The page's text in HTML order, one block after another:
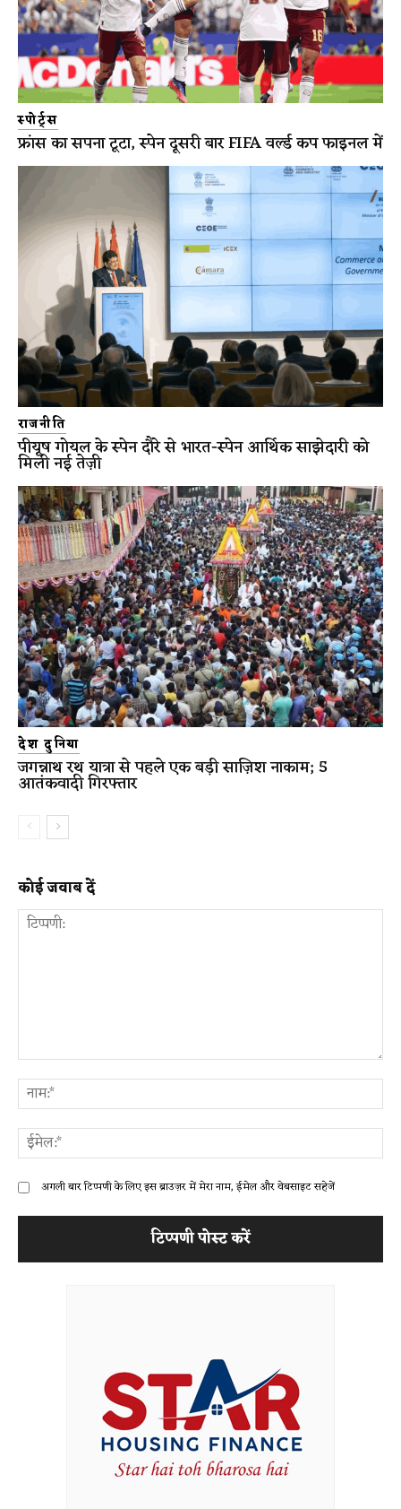
स्पोर्ट्स
फ्रांस का सपना टूटा, स्पेन दूसरी बार FIFA वर्ल्ड कप फाइनल में
राजनीति
पीयूष गोयल के स्पेन दौरे से भारत-स्पेन आर्थिक साझेदारी को
मिली नई तेज़ी
देश दुनिया
जगन्नाथ रथ यात्रा से पहले एक बड़ी साज़िश नाकाम; 5
आतंकवादी गिरफ्तार
कोई जवाब दें
अगली बार टिप्पणी के लिए इस ब्राउज़र में मेरा नाम, ईमेल और वेबसाइट सहेजें